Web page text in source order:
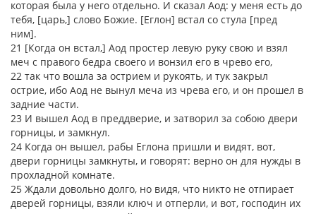
которая была у него отдельно. И сказал Аод: у меня есть до
тебя, [царь,] слово Божие. [Еглон] встал со стула [пред
ним].
21 [Когда он встал,] Аод простер левую руку свою и взял
меч с правого бедра своего и вонзил его в чрево его,
22 так что вошла за острием и рукоять, и тук закрыл
острие, ибо Аод не вынул меча из чрева его, и он прошел в
задние части.
23 И вышел Аод в преддверие, и затворил за собою двери
горницы, и замкнул.
24 Когда он вышел, рабы Еглона пришли и видят, вот,
двери горницы замкнуты, и говорят: верно он для нужды в
прохладной комнате.
25 Ждали довольно долго, но видя, что никто не отпирает
дверей горницы, взяли ключ и отперли, и вот, господин их